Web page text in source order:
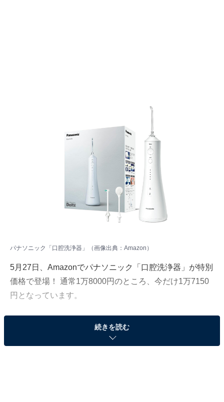
パナソニック「口腔洗浄器」（画像出典：Amazon）
5月27日、Amazonでパナソニック「口腔洗浄器」が特別
価格で登場！ 通常1万8000円のところ、今だけ1万7150
円となっています。
そのほかにも注目の商品がラインナップされているの
で、あわせて紹介していきましょう。
続きを読む